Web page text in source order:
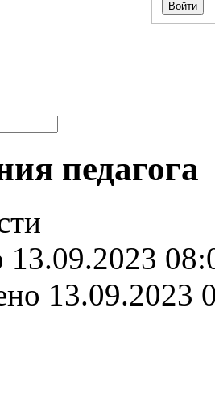
педагога
13.09.2023
13.09.2023